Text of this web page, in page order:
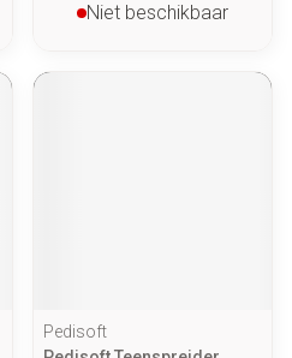
Niet beschikbaar
Pedisoft